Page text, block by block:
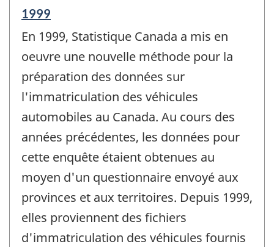
Période
référence
de
-
1999
En 1999, Statistique Canada a mis en
oeuvre une nouvelle méthode pour la
préparation des données sur
l'immatriculation des véhicules
automobiles au Canada. Au cours des
années précédentes, les données pour
cette enquête étaient obtenues au
moyen d'un questionnaire envoyé aux
provinces et aux territoires. Depuis 1999,
elles proviennent des fichiers
d'immatriculation des véhicules fournis